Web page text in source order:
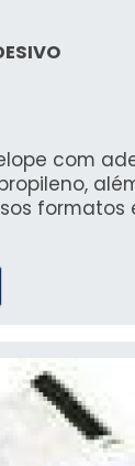
com
formatos